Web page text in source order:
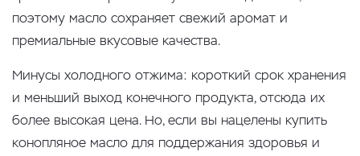
поэтому масло сохраняет свежий аромат и
премиальные вкусовые качества.
Минусы холодного отжима: короткий срок хранения
и меньший выход конечного продукта, отсюда их
более высокая цена. Но, если вы нацелены купить
конопляное масло для поддержания здоровья и